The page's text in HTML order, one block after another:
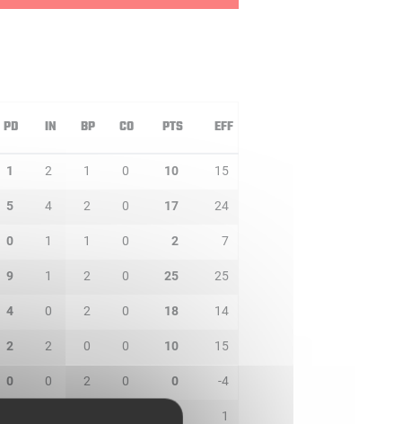
PD IN BP CO PTS EFF
1 2 1 0 10 15
5 4 2 0 17 24
0 1 1 0 2 7
9 1 2 0 25 25
4 0 2 0 18 14
2 2 0 0 10 15
0 0 2 0 0 -4
1